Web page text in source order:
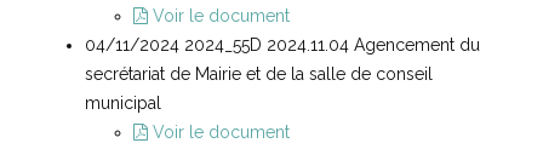
Voir le document
04/11/2024 2024_55D 2024.11.04 Agencement du
secrétariat de Mairie et de la salle de conseil
municipal
Voir le document